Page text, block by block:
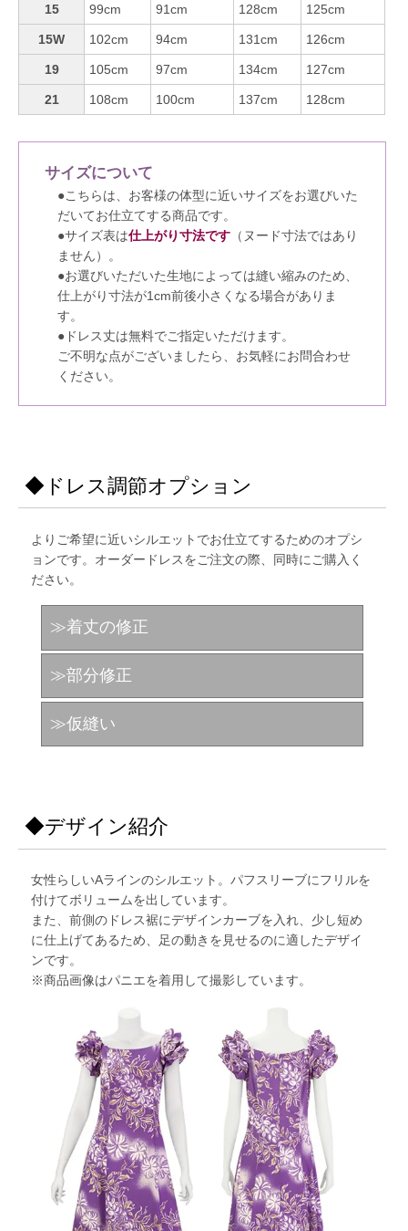
15 99cm 91cm 128cm 125cm
15W 102cm 94cm 131cm 126cm
19 105cm 97cm 134cm 127cm
21 108cm 100cm 137cm 128cm
サイズについて
●こちらは、お客様の体型に近いサイズをお選びいた
だいてお仕立てする商品です。
●サイズ表は仕上がり寸法です （ヌード寸法ではあり
ません）。
●お選びいただいた生地によっては縫い縮みのため、
仕上がり寸法が1cm前後小さくなる場合がありま
す。
●ドレス丈は無料でご指定いただけます。
ご不明な点がございましたら、お気軽にお問合わせ
ください。
◆ドレス調節オプション
よりご希望に近いシルエットでお仕立てするためのオプシ
ョンです。オーダードレスをご注文の際、同時にご購入く
ださい。
≫着丈の修正
≫部分修正
≫仮縫い
◆デザイン紹介
女性らしいAラインのシルエット。パフスリーブにフリルを
付けてボリュームを出しています。
また、前側のドレス裾にデザインカーブを入れ、少し短め
に仕上げてあるため、足の動きを見せるのに適したデザイ
ンです。
※商品画像はパニエを着用して撮影しています。